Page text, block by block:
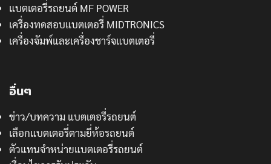
แบตเตอรี่รถยนต์ MF POWER
เครื่องทดสอบแบตเตอรี่ MIDTRONICS
เครื่องจัมพ์และเครื่องชาร์จแบตเตอรี่
อื่นๆ
ข่าว/บทความ แบตเตอรี่รถยนต์
เลือกแบตเตอรี่ตามยี่ห้อรถยนต์
ตัวแทนจำหน่ายแบตเตอรี่รถยนต์